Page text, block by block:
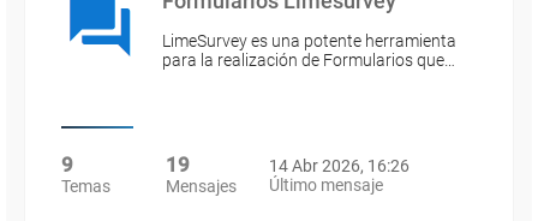
LimeSurvey es una potente herramienta
para la realización de Formularios que…
9
Temas
19
Mensajes
14 Abr 2026, 16:26
Último mensaje